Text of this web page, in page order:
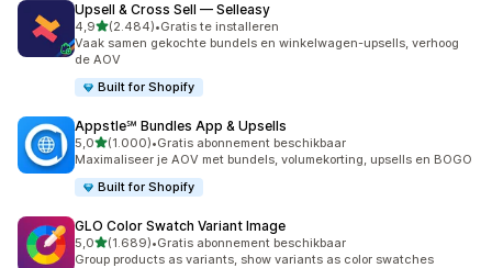
Upsell & Cross Sell — Selleasy
4,9van 5 sterren
(2.484)
2484 recensies in totaal
•Gratis te installeren
Vaak samen gekochte bundels en winkelwagen-upsells, verhoog
de AOV
Built for Shopify
Appstle℠ Bundles App & Upsells
5,0van 5 sterren
(1.000)
1000 recensies in totaal
•Gratis abonnement beschikbaar
Maximaliseer je AOV met bundels, volumekorting, upsells en BOGO
Built for Shopify
GLO Color Swatch Variant Image
5,0van 5 sterren
(1.689)
1689 recensies in totaal
•Gratis abonnement beschikbaar
Group products as variants, show variants as color swatches